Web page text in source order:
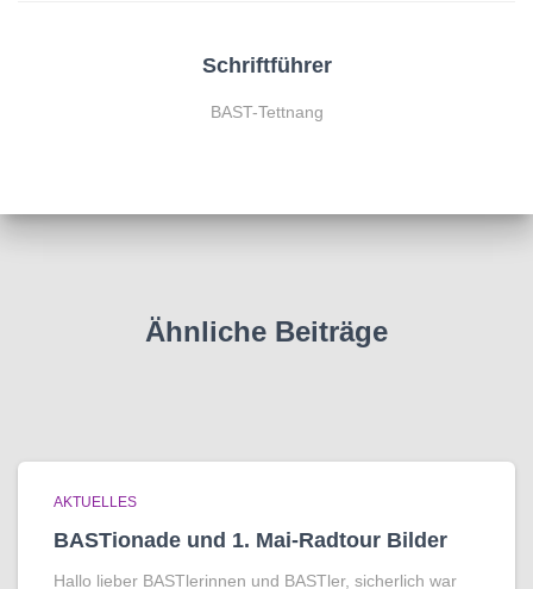
Schriftführer
BAST-Tettnang
Ähnliche Beiträge
AKTUELLES
BASTionade und 1. Mai-Radtour Bilder
Hallo lieber BASTlerinnen und BASTler, sicherlich war